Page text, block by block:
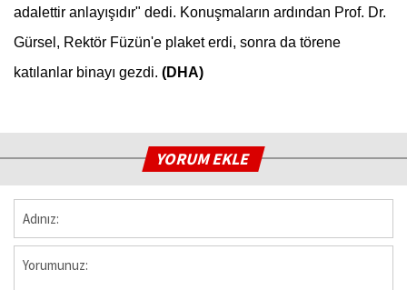
adalettir anlayışıdır" dedi. Konuşmaların ardından Prof. Dr.
Gürsel, Rektör Füzün'e plaket erdi, sonra da törene
katılanlar binayı gezdi. (DHA)
YORUM EKLE